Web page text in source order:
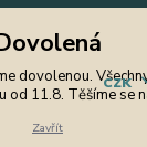
od 11.8. Těšíme se
CZK
dovolenou.
od 11.8. Těšíme se
Zavřít